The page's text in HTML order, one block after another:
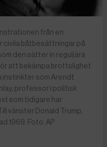
från en
civila båtbesättningar på
den sätter in reguljära
att bekämpa brottslighet
instinkter som Arendt
professor i politisk
som tidigare har
vänster Donald Trump,
1969. Foto: AP